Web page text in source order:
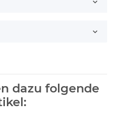
dazu folgende